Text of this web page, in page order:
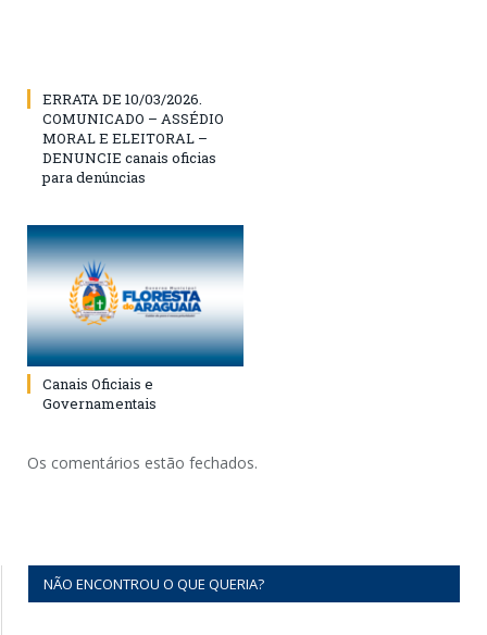
ERRATA DE 10/03/2026.
COMUNICADO – ASSÉDIO
MORAL E ELEITORAL –
DENUNCIE canais oficias
para denúncias
Canais Oficiais e
Governamentais
Os comentários estão fechados.
NÃO ENCONTROU O QUE QUERIA?